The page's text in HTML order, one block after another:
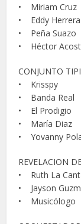
• Miriam Cruz
• Eddy Herrera
• Peña Suazo
• Héctor
CONJUNTO
• Krisspy
• Banda Real
• El Prodigio
• María Diaz
• Yovanny
REVELACION
• Ruth La
• Jayson
• Musicólogo